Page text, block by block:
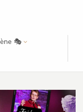
🎭
un lieu